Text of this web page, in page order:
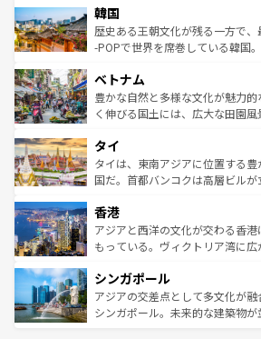
はコンテンツ一覧
いる。アクティビティも充実して
ビング、ハイキングなど、アウ
い。オーストラリアの多彩な魅
参照してほしい。
ン）、静ひつな山岳地帯である台
と山間の静けさが共存しており
驚きをもたらしてくれる。また
容にもいいと評判のスイーツなど
が味わえる。 なお、新着の台湾
照してほしい。
韓国
歴史ある王朝文化が残る一方で
-POPで世界を席巻している韓国
き、地方に足を延ばせば四季折々
できる。そして、キムチや焼肉
まで、さまざまな韓国料理が待
リティに包まれながら、韓国の多
わってみてほしい。 な
覧を参照してほしい。
ベトナム
豊かな自然と多様な文化が魅力
く伸びる国土には、広大な田園
急速な発展と共に伝統が息づく。
ーチミン市のフランス統治時代の
醸し出している。また、バラエ
とつ。フォーやバインミー、ベト
ひ現地で味わいたい。どの地域
が旅行者を迎えてくれるので、
参照してほしい。
タイ
タイは、東南アジアに位置する豊
国だ。首都バンコクは高層ビル
の活気が交差している。北部では
帯で自然と触れ合い、南部では
いビーチでリゾート気分を楽し
激する。気候は一年中温暖で、ど
が待っている。親しみやすいタ
た文化、そして多様な観光資源
香港
アジアと西洋の文化が交わる香
もっている。ヴィクトリア湾に
み、どこを訪れても感動するはず
ており、効率よく見どころを回
うな絶景から文化的な体験まで
シンガポール
アジアの交差点として多文化が
シンガポール。未来的な建築物